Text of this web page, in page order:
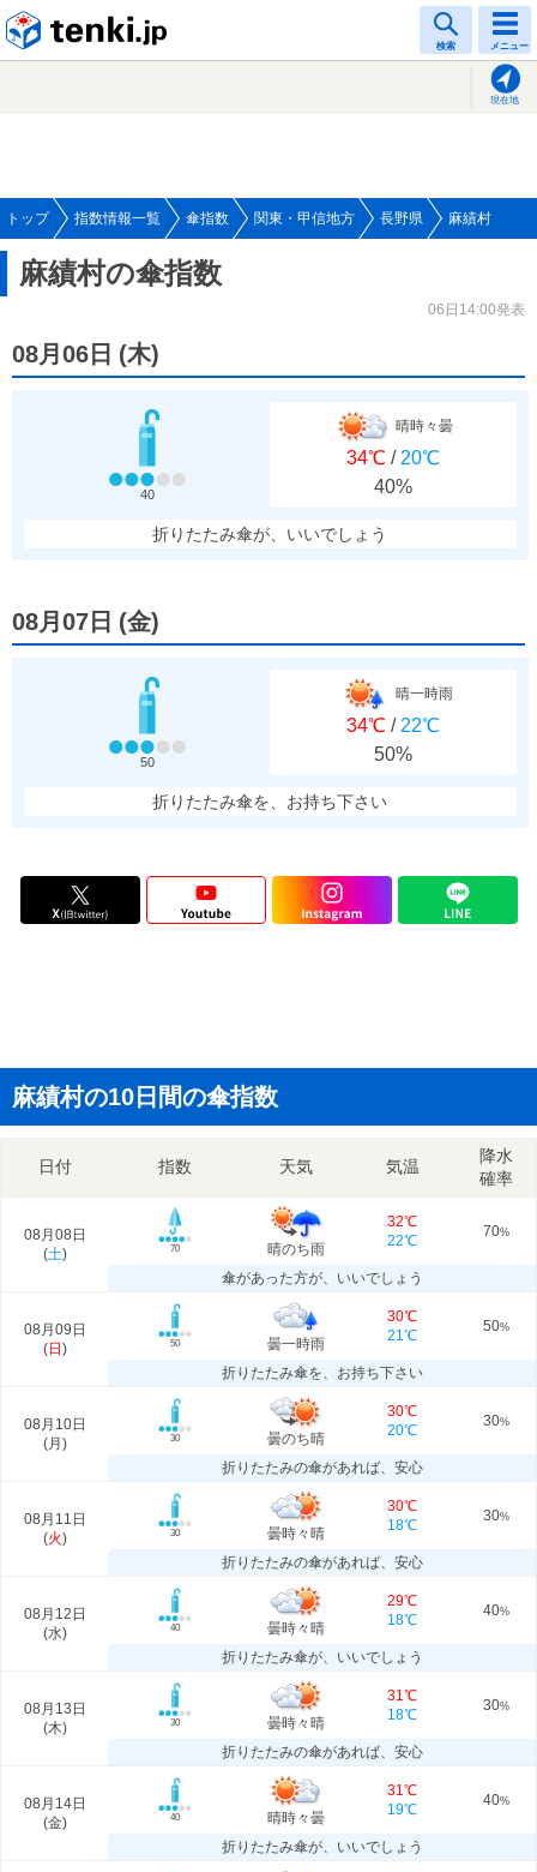
検索 メニュー
現在地
トップ 指数情報一覧 傘指数 関東・甲信地方 長野県 麻績村
麻績村の傘指数
06日14:00発表
08月06日 (木)
40
晴時々曇
34℃ / 20℃
40%
折りたたみ傘が、いいでしょう
08月07日 (金)
50
晴一時雨
34℃ / 22℃
50%
折りたたみ傘を、お持ち下さい
麻績村の10日間の傘指数
日付 指数 天気 気温
降水
確率
08月08日
(土) 70 晴のち雨
32℃
22℃
70%
傘があった方が、いいでしょう
08月09日
(日 ) 50 曇一時雨
30℃
21℃
50%
折りたたみ傘を、お持ち下さい
08月10日
(月 ) 30 曇のち晴
30℃
20℃
30%
折りたたみの傘があれば、安心
08月11日
(火) 30 曇時々晴
30℃
18℃
30%
折りたたみの傘があれば、安心
08月12日
(水) 40 曇時々晴
29℃
18℃
40%
折りたたみ傘が、いいでしょう
08月13日
(木) 30 曇時々晴
31℃
18℃
30%
折りたたみの傘があれば、安心
08月14日
(金) 40 晴時々曇
31℃
19℃
40%
折りたたみ傘が、いいでしょう